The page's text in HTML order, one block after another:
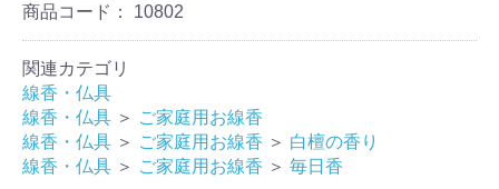
商品コード： 10802
関連カテゴリ
線香・仏具
線香・仏具 ＞ ご家庭用お線香
線香・仏具 ＞ ご家庭用お線香 ＞ 白檀の香り
線香・仏具 ＞ ご家庭用お線香 ＞ 毎日香